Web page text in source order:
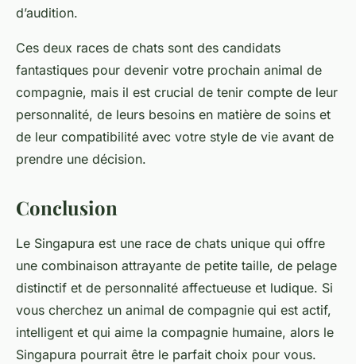
d’audition.
Ces deux races de chats sont des candidats
fantastiques pour devenir votre prochain animal de
compagnie, mais il est crucial de tenir compte de leur
personnalité, de leurs besoins en matière de soins et
de leur compatibilité avec votre style de vie avant de
prendre une décision.
Conclusion
Le Singapura est une race de chats unique qui offre
une combinaison attrayante de petite taille, de pelage
distinctif et de personnalité affectueuse et ludique. Si
vous cherchez un animal de compagnie qui est actif,
intelligent et qui aime la compagnie humaine, alors le
Singapura pourrait être le parfait choix pour vous.